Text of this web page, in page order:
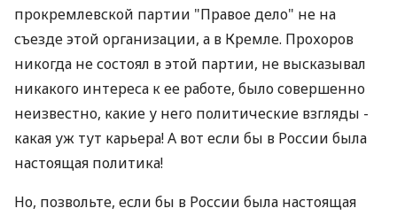
прокремлевской партии "Правое дело" не на
съезде этой организации, а в Кремле. Прохоров
никогда не состоял в этой партии, не высказывал
никакого интереса к ее работе, было совершенно
неизвестно, какие у него политические взгляды -
какая уж тут карьера! А вот если бы в России была
настоящая политика!
Но, позвольте, если бы в России была настоящая